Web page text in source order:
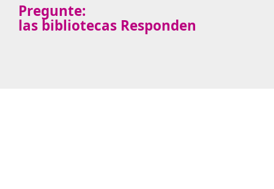
Pregunte:
las bibliotecas Responden